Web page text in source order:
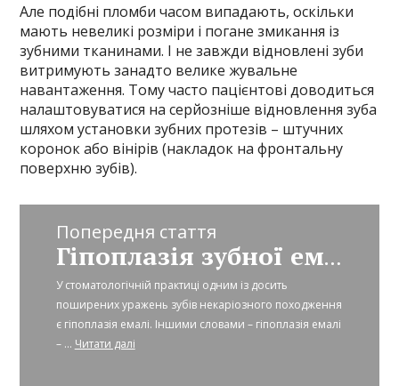
Але подібні пломби часом випадають, оскільки
мають невеликі розміри і погане змикання із
зубними тканинами. І не завжди відновлені зуби
витримують занадто велике жувальне
навантаження. Тому часто пацієнтові доводиться
налаштовуватися на серйозніше відновлення зуба
шляхом установки зубних протезів – штучних
коронок або вінірів (накладок на фронтальну
поверхню зубів).
Попередня стаття
Гіпоплазія зубної емалі
У стоматологічній практиці одним із досить
поширених уражень зубів некаріозного походження
є гіпоплазія емалі. Іншими словами – гіпоплазія емалі
– ... Читати далі